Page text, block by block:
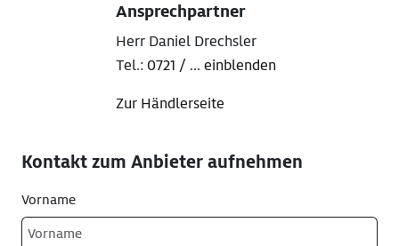
Ansprechpartner
Herr Daniel Drechsler
Tel.: 0721 / ... einblenden
Zur Händlerseite
Kontakt zum Anbieter aufnehmen
Vorname